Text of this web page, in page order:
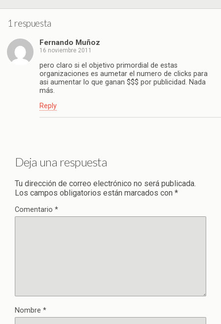
1 respuesta
Fernando Muñoz
16 noviembre 2011
pero claro si el objetivo primordial de estas
organizaciones es aumetar el numero de clicks para
asi aumentar lo que ganan $$$ por publicidad. Nada
más.
Reply
Deja una respuesta
Tu dirección de correo electrónico no será publicada.
Los campos obligatorios están marcados con *
Comentario *
Nombre *